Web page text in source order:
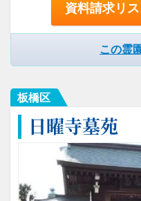
資料請求リ
この霊
板橋区
日曜寺墓苑